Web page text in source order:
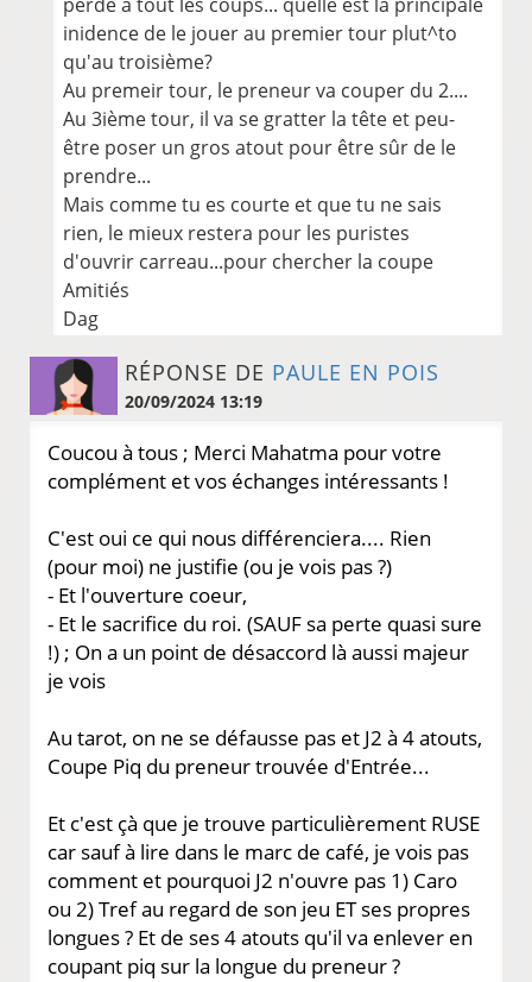
inidence de le jouer au premier tour plut^to
qu'au troisième?
Au premeir tour, le preneur va couper du 2....
Au 3ième tour, il va se gratter la tête et peu-
être poser un gros atout pour être sûr de le
prendre...
Mais comme tu es courte et que tu ne sais
rien, le mieux restera pour les puristes
d'ouvrir carreau...pour chercher la coupe
Amitiés
Dag
RÉPONSE DE PAULE EN POIS
20/09/2024 13:19
Coucou à tous ; Merci Mahatma pour votre
complément et vos échanges intéressants !
C'est oui ce qui nous différenciera.... Rien
(pour moi) ne justifie (ou je vois pas ?)
- Et l'ouverture coeur,
- Et le sacrifice du roi. (SAUF sa perte quasi sure
!) ; On a un point de désaccord là aussi majeur
je vois
Au tarot, on ne se défausse pas et J2 à 4 atouts,
Coupe Piq du preneur trouvée d'Entrée...
Et c'est çà que je trouve particulièrement RUSE
car sauf à lire dans le marc de café, je vois pas
comment et pourquoi J2 n'ouvre pas 1) Caro
ou 2) Tref au regard de son jeu ET ses propres
longues ? Et de ses 4 atouts qu'il va enlever en
coupant piq sur la longue du preneur ?